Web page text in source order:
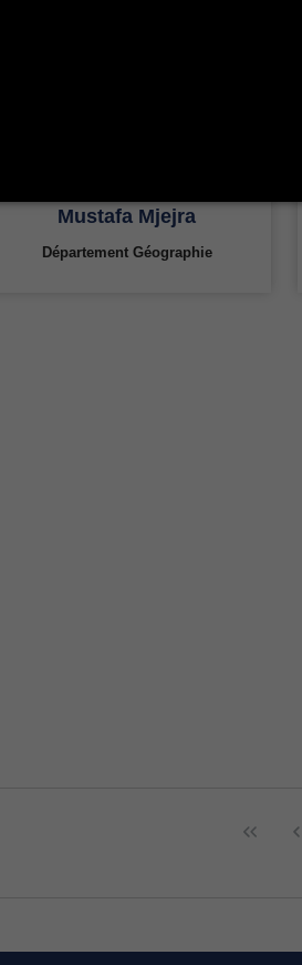
Mustafa Mjejra
Département Géographie